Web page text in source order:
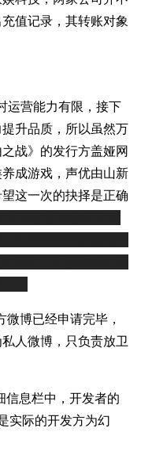
值记录，其转账对象
运营能力有限，接下
升品质，所以虽然万
战》的发行方盖娅网
成游戏，声优由山新
这一次的抉择是正确
博已经申请完毕，
人微博，只负责放卫
信息栏中，开发者的
实际的开发方为幻